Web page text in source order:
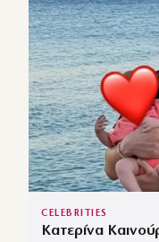
CELEBRITIES
Κατερίνα